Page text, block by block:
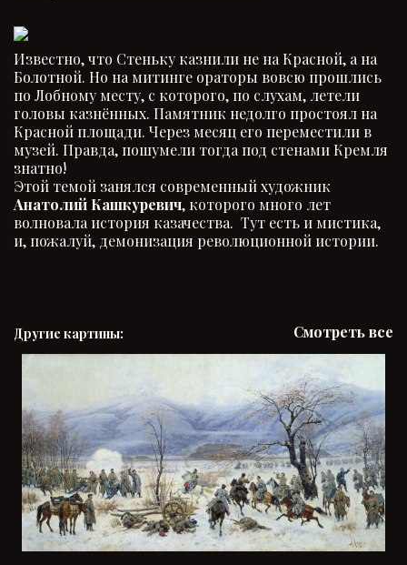
Известно, что Стеньку казнили не на Красной, а на
Болотной. Но на митинге ораторы вовсю прошлись
по Лобному месту, с которого, по слухам, летели
головы казнённых. Памятник недолго простоял на
Красной площади. Через месяц его переместили в
музей. Правда, пошумели тогда под стенами Кремля
знатно!
Этой темой занялся современный художник
Анатолий Кашкуревич, которого много лет
волновала история казачества. Тут есть и мистика,
и, пожалуй, демонизация революционной истории.
Другие картины: Смотреть все